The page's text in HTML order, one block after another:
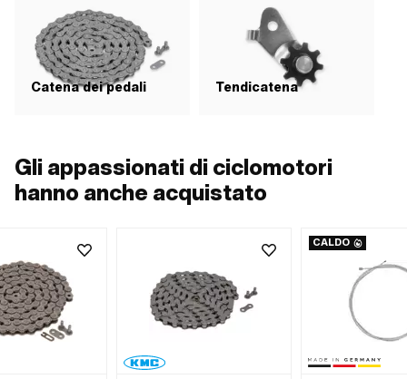
Catena dei pedali Tendicatena
Gli appassionati di ciclomotori
hanno anche acquistato
CALDO